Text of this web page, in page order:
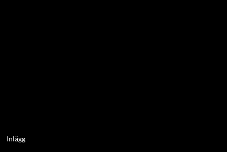
Inlägg